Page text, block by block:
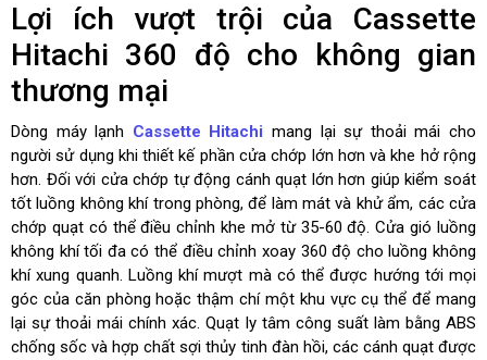
Lợi ích vượt trội của Cassette
Hitachi 360 độ cho không gian
thương mại
Dòng máy lạnh Cassette Hitachi mang lại sự thoải mái cho
người sử dụng khi thiết kế phần cửa chớp lớn hơn và khe hở rộng
hơn. Đối với cửa chớp tự động cánh quạt lớn hơn giúp kiểm soát
tốt luồng không khí trong phòng, để làm mát và khử ẩm, các cửa
chớp quạt có thể điều chỉnh khe mở từ 35-60 độ. Cửa gió luồng
không khí tối đa có thể điều chỉnh xoay 360 độ cho luồng không
khí xung quanh. Luồng khí mượt mà có thể được hướng tới mọi
góc của căn phòng hoặc thậm chí một khu vực cụ thể để mang
lại sự thoải mái chính xác. Quạt ly tâm công suất làm bằng ABS
chống sốc và hợp chất sợi thủy tinh đàn hồi, các cánh quạt được